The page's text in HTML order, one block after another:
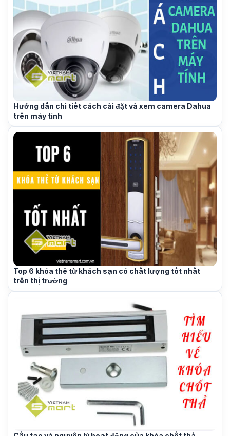
Hướng dẫn chi tiết cách cài đặt và xem camera Dahua
trên máy tính
Top 6 khóa thẻ từ khách sạn có chất lượng tốt nhất
trên thị trường